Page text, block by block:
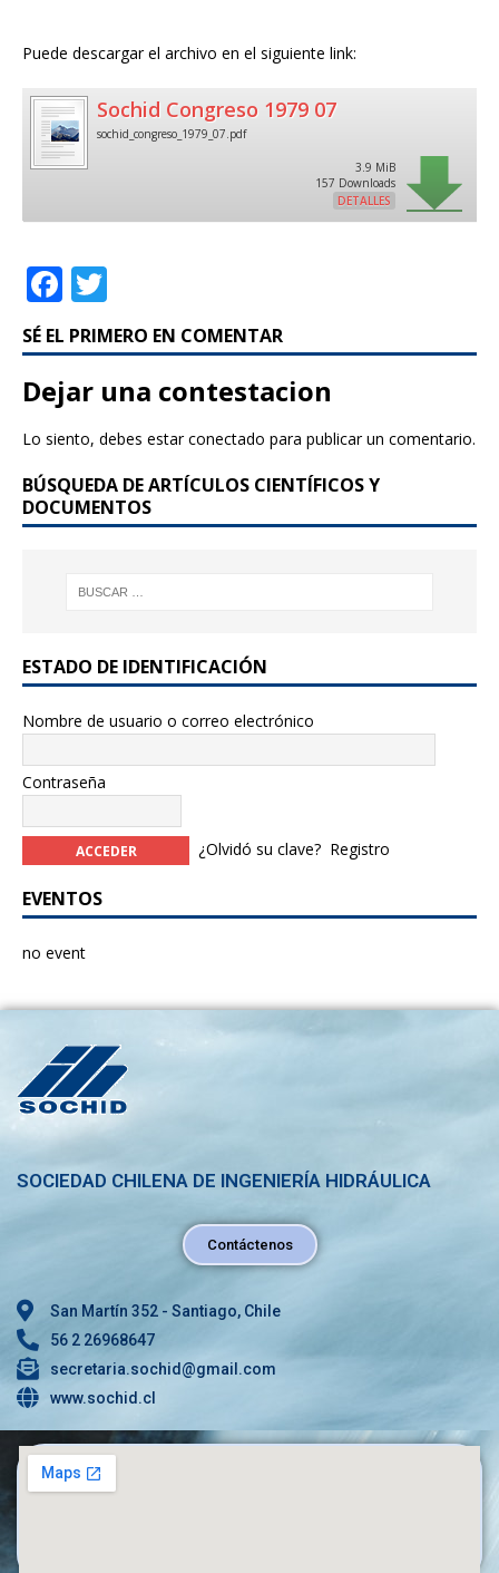
Puede descargar el archivo en el siguiente link:
Sochid Congreso 1979 07
sochid_congreso_1979_07.pdf
3.9 MiB
157 Downloads
DETALLES
F
a
c
e
b
o
k
w
it
te
r
SÉ EL PRIMERO EN COMENTAR
Dejar una contestacion
Lo siento, debes estarconectado para publicar un comentario.
BÚSQUEDA DE ARTÍCULOS CIENTÍFICOS Y
DOCUMENTOS
ESTADO DE IDENTIFICACIÓN
Nombre de usuario o correo electrónico
Contraseña
¿Olvidó su clave? Registro
EVENTOS
no event
SOCIEDAD CHILENA DE INGENIERÍA HIDRÁULICA
Contáctenos
San Martín 352 - Santiago, Chile
56 2 26968647
secretaria.sochid@gmail.com
www.sochid.cl